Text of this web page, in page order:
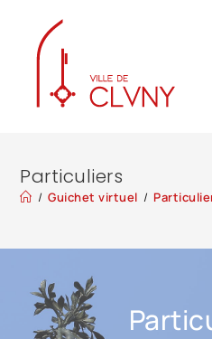
Particuliers
/ Guichet virtuel /